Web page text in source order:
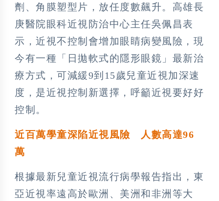
劑、角膜塑型片，放任度數飆升。高雄長
庚醫院眼科近視防治中心主任吳佩昌表
示，近視不控制會增加眼睛病變風險，現
今有一種「日拋軟式的隱形眼鏡」最新治
療方式，可減緩9到15歲兒童近視加深速
度，是近視控制新選擇，呼籲近視要好好
控制。
近百萬學童深陷近視風險 人數高達96
萬
根據最新兒童近視流行病學報告指出，東
亞近視率遠高於歐洲、美洲和非洲等大